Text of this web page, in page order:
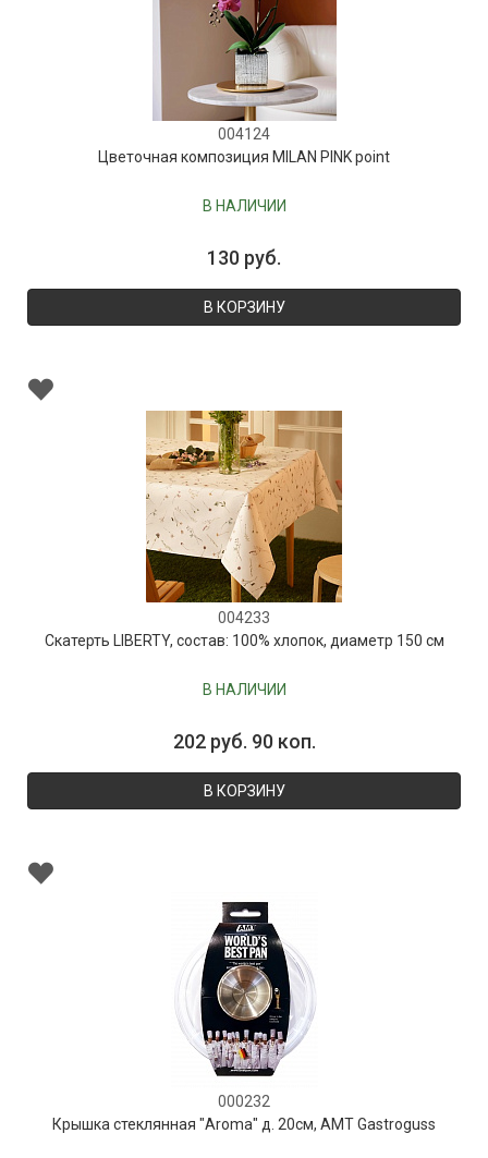
004124
Цветочная композиция MILAN PINK point
В НАЛИЧИИ
130 руб.
В КОРЗИНУ
004233
Скатерть LIBERTY, состав: 100% хлопок, диаметр 150 см
В НАЛИЧИИ
202 руб. 90 коп.
В КОРЗИНУ
000232
Крышка стеклянная "Aroma" д. 20см, AMT Gastroguss